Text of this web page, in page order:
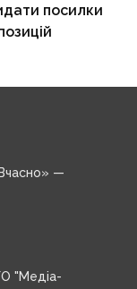
посилки
—
"Медіа-